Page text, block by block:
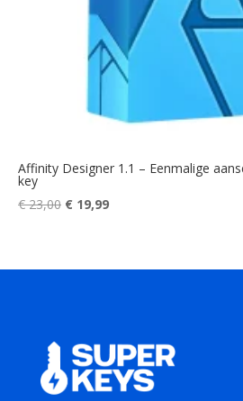
Affinity Designer 1.1 – Eenmalige
key
€23,00 Oorspronkelijke
€ 19,99Huidige